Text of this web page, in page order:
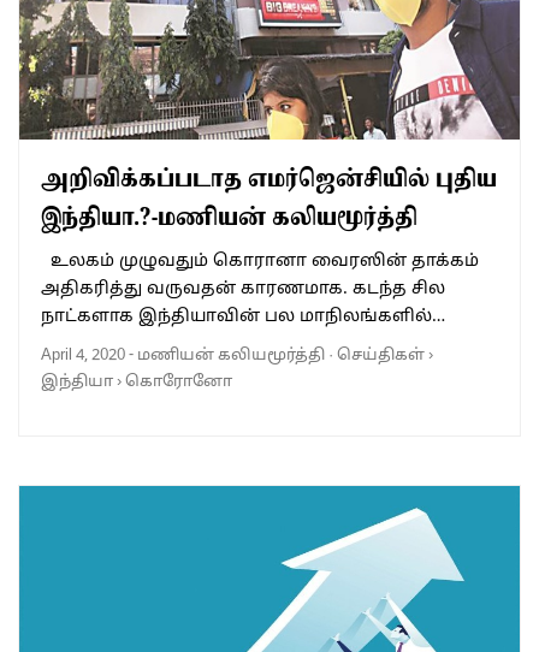
அறிவிக்கப்படாத எமர்ஜென்சியில் புதிய
இந்தியா.?-மணியன் கலியமூர்த்தி
உலகம் முழுவதும் கொரானா வைரஸின் தாக்கம்
அதிகரித்து வருவதன் காரணமாக. கடந்த சில
நாட்களாக இந்தியாவின் பல மாநிலங்களில்…
April 4, 2020- மணியன் கலியமூர்த்தி · செய்திகள்›
இந்தியா›கொரோனோ